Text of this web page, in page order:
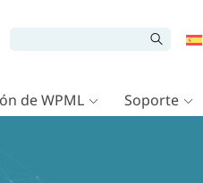
de WPML Soporte